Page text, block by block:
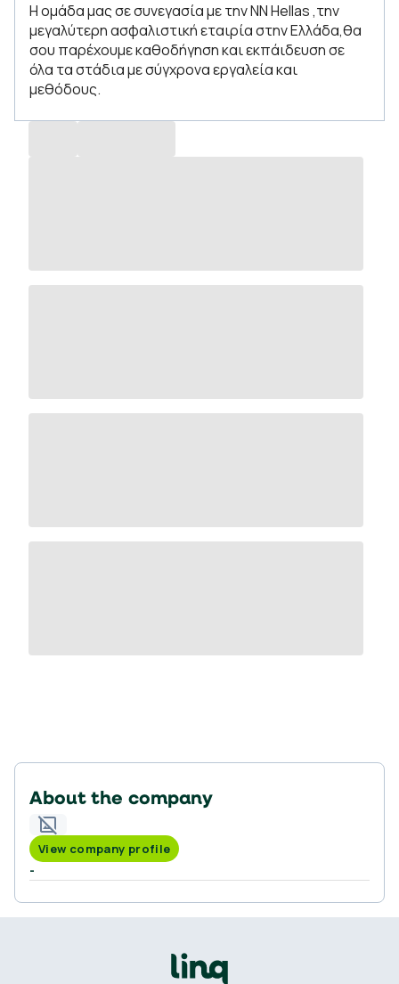
Η ομάδα μας σε συνεγασία με την NN Hellas ,την
μεγαλύτερη ασφαλιστική εταιρία στην Ελλάδα,θα
σου παρέχουμε καθοδήγηση και εκπάιδευση σε
όλα τα στάδια με σύγχρονα εργαλεία και
μεθόδους.
About the company
View company profile
-